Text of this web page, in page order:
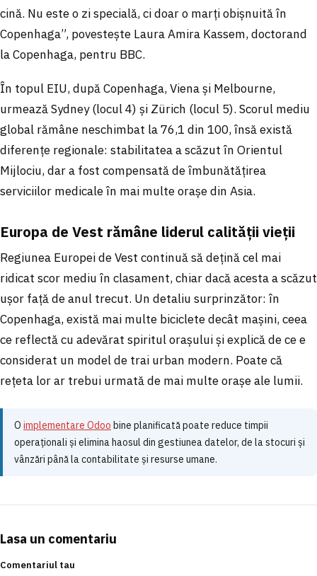
cină. Nu este o zi specială, ci doar o marți obișnuită în
Copenhaga”, povestește Laura Amira Kassem, doctorand
la Copenhaga, pentru BBC.
În topul EIU, după Copenhaga, Viena și Melbourne,
urmează Sydney (locul 4) și Zürich (locul 5). Scorul mediu
global rămâne neschimbat la 76,1 din 100, însă există
diferențe regionale: stabilitatea a scăzut în Orientul
Mijlociu, dar a fost compensată de îmbunătățirea
serviciilor medicale în mai multe orașe din Asia.
Europa de Vest rămâne liderul calității vieții
Regiunea Europei de Vest continuă să dețină cel mai
ridicat scor mediu în clasament, chiar dacă acesta a scăzut
ușor față de anul trecut. Un detaliu surprinzător: în
Copenhaga, există mai multe biciclete decât mașini, ceea
ce reflectă cu adevărat spiritul orașului și explică de ce e
considerat un model de trai urban modern. Poate că
rețeta lor ar trebui urmată de mai multe orașe ale lumii.
O implementare Odoo bine planificată poate reduce timpii
operaționali și elimina haosul din gestiunea datelor, de la stocuri și
vânzări până la contabilitate și resurse umane.
Lasa un comentariu
Comentariul tau